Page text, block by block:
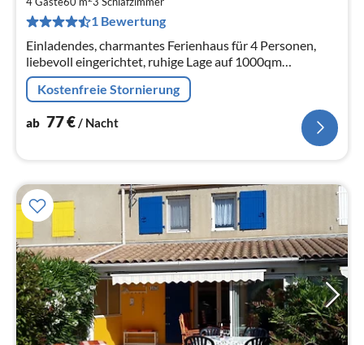
1 Bewertung
Einladendes, charmantes Ferienhaus für 4 Personen,
liebevoll eingerichtet, ruhige Lage auf 1000qm
Grundstück, WLAN, Clim,17km von Narbonne, Beziers
und Strand .
Kostenfreie Stornierung
ab 77€/ Nacht